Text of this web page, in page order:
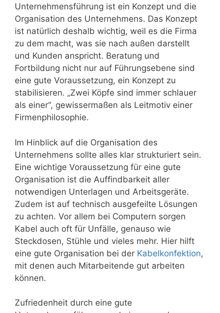
Unternehmensführung ist ein Konzept und die
Organisation des Unternehmens. Das Konzept
ist natürlich deshalb wichtig, weil es die Firma
zu dem macht, was sie nach außen darstellt
und Kunden anspricht. Beratung und
Fortbildung nicht nur auf Führungsebene sind
eine gute Voraussetzung, ein Konzept zu
stabilisieren. „Zwei Köpfe sind immer schlauer
als einer“, gewissermaßen als Leitmotiv einer
Firmenphilosophie.
Im Hinblick auf die Organisation des
Unternehmens sollte alles klar strukturiert sein.
Eine wichtige Voraussetzung für eine gute
Organisation ist die Auffindbarkeit aller
notwendigen Unterlagen und Arbeitsgeräte.
Zudem ist auf technisch ausgefeilte Lösungen
zu achten. Vor allem bei Computern sorgen
Kabel auch oft für Unfälle, genauso wie
Steckdosen, Stühle und vieles mehr. Hier hilft
eine gute Organisation bei der Kabelkonfektion,
mit denen auch Mitarbeitende gut arbeiten
können.
Zufriedenheit durch eine gute